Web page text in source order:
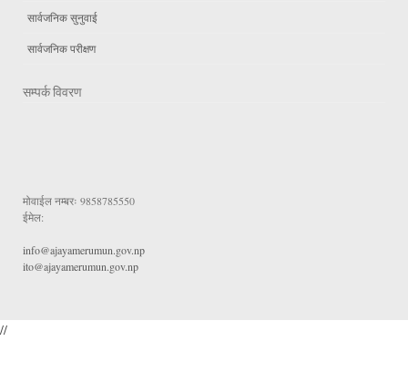
सार्वजनिक सुनुवाई
सार्वजनिक परीक्षण
सम्पर्क विवरण
मोवाईल नम्बरः 9858785550
ईमेल:
info@ajayamerumun.gov.np
ito@ajayamerumun.gov.np
//